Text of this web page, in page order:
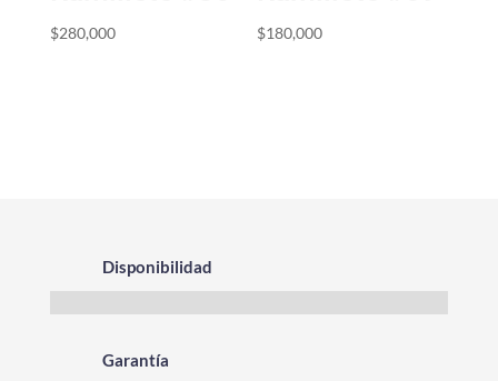
$280,000 $180,000
Disponibilidad
Garantía